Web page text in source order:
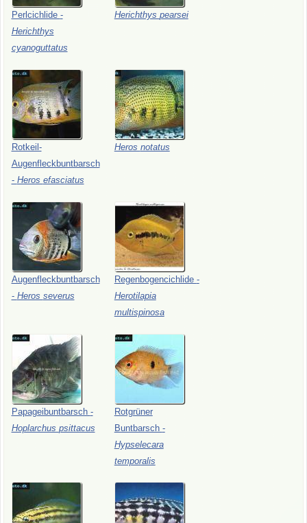
Perlcichlide -
Herichthys
cyanoguttatus
Herichthys pearsei
Rotkeil-
Augenfleckbuntbarsch
- Heros efasciatus
Heros notatus
Augenfleckbuntbarsch
- Heros severus
Regenbogencichlide -
Herotilapia
multispinosa
Papageibuntbarsch -
Hoplarchus psittacus
Rotgrüner
Buntbarsch -
Hypselecara
temporalis